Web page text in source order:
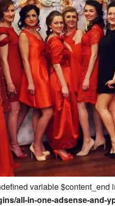
variable $content_end
all-in-one-adsense-and-